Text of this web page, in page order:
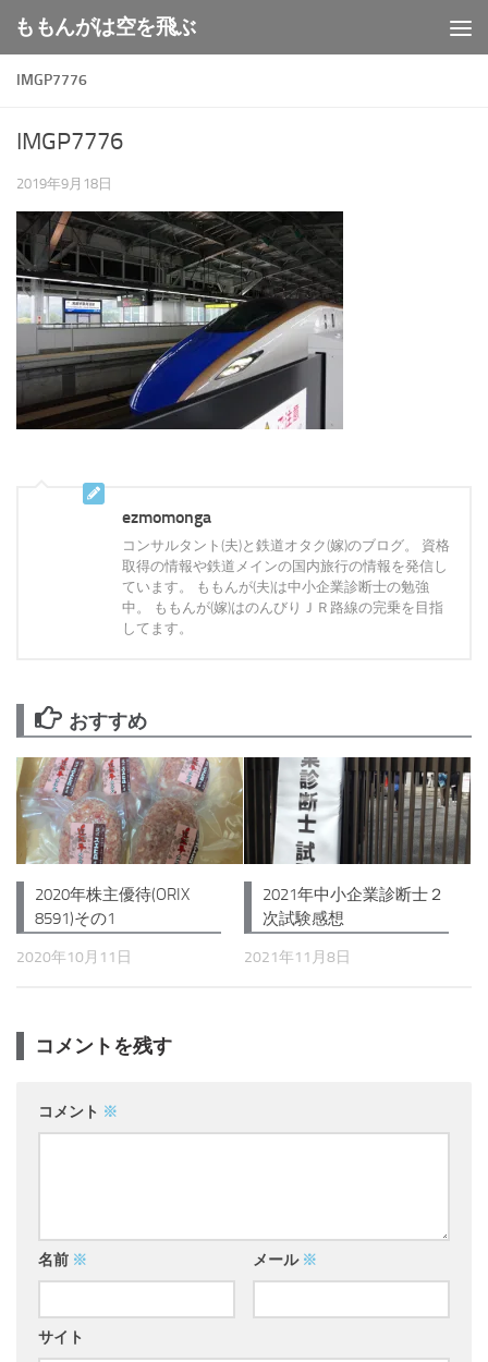
コンテンツへスキップ
ももんがは空を飛ぶ
IMGP7776
IMGP7776
2019年9月18日
ezmomonga
コンサルタント(夫)と鉄道オタク(嫁)のブログ。 資格
取得の情報や鉄道メインの国内旅行の情報を発信し
ています。 ももんが(夫)は中小企業診断士の勉強
中。 ももんが(嫁)はのんびりＪＲ路線の完乗を目指
してます。
おすすめ
2020年株主優待(ORIX
8591)その1
2020年10月11日
2021年中小企業診断士２
次試験感想
2021年11月8日
コメントを残す
コメント ※
名前 ※ メール ※
サイト